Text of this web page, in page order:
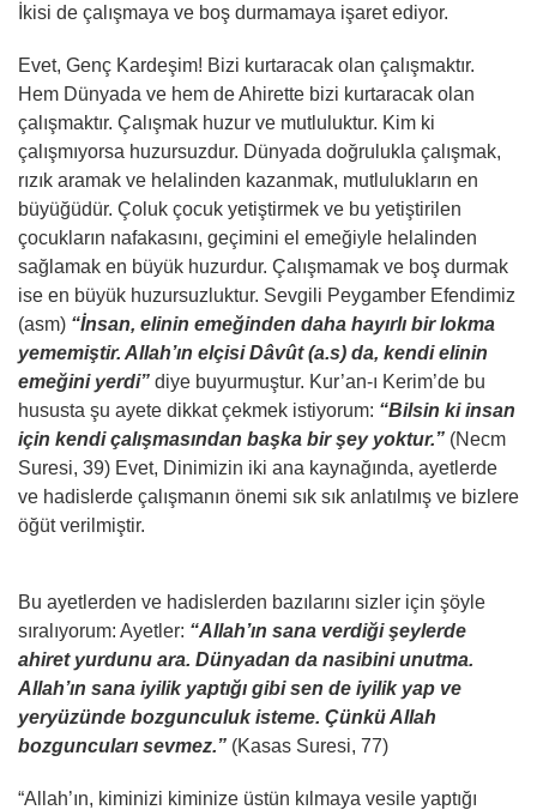
İkisi de çalışmaya ve boş durmamaya işaret ediyor.
Evet, Genç Kardeşim! Bizi kurtaracak olan çalışmaktır.
Hem Dünyada ve hem de Ahirette bizi kurtaracak olan
çalışmaktır. Çalışmak huzur ve mutluluktur. Kim ki
çalışmıyorsa huzursuzdur. Dünyada doğrulukla çalışmak,
rızık aramak ve helalinden kazanmak, mutlulukların en
büyüğüdür. Çoluk çocuk yetiştirmek ve bu yetiştirilen
çocukların nafakasını, geçimini el emeğiyle helalinden
sağlamak en büyük huzurdur. Çalışmamak ve boş durmak
ise en büyük huzursuzluktur. Sevgili Peygamber Efendimiz
(asm) “İnsan, elinin emeğinden daha hayırlı bir lokma
yememiştir. Allah’ın elçisi Dâvût (a.s) da, kendi elinin
emeğini yerdi” diye buyurmuştur. Kur’an-ı Kerim’de bu
hususta şu ayete dikkat çekmek istiyorum: “Bilsin ki insan
için kendi çalışmasından başka bir şey yoktur.” (Necm
Suresi, 39) Evet, Dinimizin iki ana kaynağında, ayetlerde
ve hadislerde çalışmanın önemi sık sık anlatılmış ve bizlere
öğüt verilmiştir.
Bu ayetlerden ve hadislerden bazılarını sizler için şöyle
sıralıyorum: Ayetler: “Allah’ın sana verdiği şeylerde
ahiret yurdunu ara. Dünyadan da nasibini unutma.
Allah’ın sana iyilik yaptığı gibi sen de iyilik yap ve
yeryüzünde bozgunculuk isteme. Çünkü Allah
bozguncuları sevmez.” (Kasas Suresi, 77)
“Allah’ın, kiminizi kiminize üstün kılmaya vesile yaptığı